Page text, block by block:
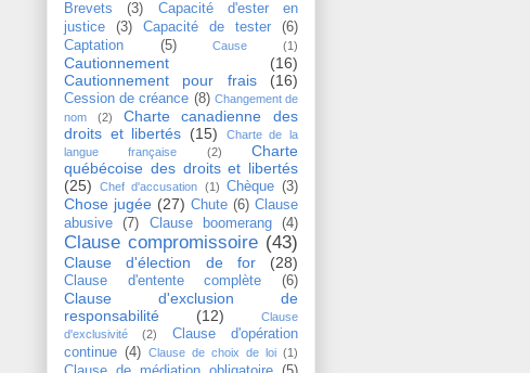
Brevets (3)
Capacité d'ester en
justice
(3) Capacité de tester
(6)
Captation
(5) Cause (1)
Cautionnement
(16)
Cautionnement pour frais
(16)
Cession de créance (8) Changement de
nom
(2)
Charte canadienne des
droits et libertés (15)
Charte de la
langue française
(2)
Charte
québécoise des droits et libertés
(25)
Chef d'accusation (1) Chèque (3)
Chose jugée (27) Chute (6) Clause
abusive
(7) Clause boomerang (4)
Clause compromissoire (43)
Clause d'élection de for (28)
Clause d'entente complète (6)
Clause d'exclusion de
responsabilité
(12)
Clause
d'exclusivité
(2)
Clause d'opération
continue (4) Clause de choix de loi (1)